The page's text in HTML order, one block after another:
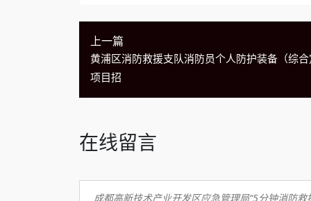
上一篇
黄浦区消防救援支队消防员个人防护装备（综
项目招
在线留言